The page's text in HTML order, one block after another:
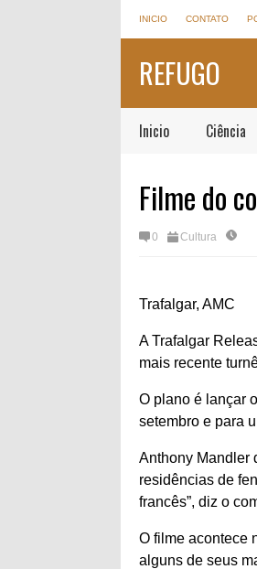
INICIO CONTATO
REFUGO
Inicio Ciência
Filme do
0 Cultura
Trafalgar, AMC
A Trafalgar
mais recente
O plano é lançar
setembro e para
Anthony Mandler
residências de
francês”, diz o
O filme acontece
alguns de seus